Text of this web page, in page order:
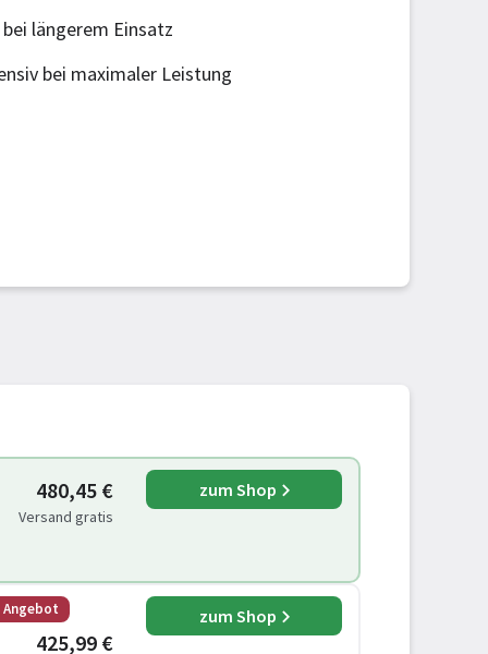
längerem Einsatz
bei maximaler Leistung
480,45 €
Versand gratis
zum Shop
425,99 €
zum Shop